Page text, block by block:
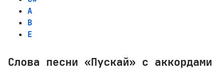
A
B
E
Слова песни «Пускай» с аккордами